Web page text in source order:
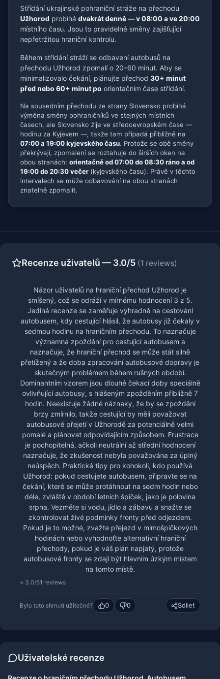
Střídání ukrajinské pohraniční stráže na přechodu
Užhorod probíhá dvakrát denně — v 08:00 a ve 20:00
místního času. Jsou to pravidelné směny zajišťující
nepřetržitou hraniční kontrolu.
Během střídání stráží se odbavení autobusů na
přechodu Užhorod zpomalí o 20–60 minut. Aby se
minimalizovalo čekání, plánujte přechod 30+ minut
před nebo 60+ minut po orientačním čase střídání.
Na sousedním přechodu ze strany Slovensko probíhá
výměna směny pohraničníků ve stejných místních
časech, ale Slovensko žije ve středoevropském čase —
hodinu za Kyjevem —, takže tam připadá přibližně na
07:00 a 19:00 kyjevského času. Protože se obě směny
překrývají, zpomalení se roztahuje do širších oken na
obou stranách: orientačně od 07:00 do 08:30 ráno a od
19:00 do 20:30 večer(kyjevského času). Právě v těchto
intervalech se může odbavování na obou stranách
znatelně zpomalit.
Recenze uživatelů — 3.0/5 (1 reviews)
Názor uživatelů na hraniční přechod Užhorod je
smíšený, což se odráží v mírnému hodnocení 3 z 5.
Jediná recenze se zaměřuje výhradně na cestování
autobusem, kdy cestující hlásil, že autobusy již čekaly v
sedmou hodinu na hraničním přechodu. To naznačuje
významná zpoždění pro cestující autobusem a
naznačuje, že hraniční přechod se může stát silně
přetížený a že doba zpracování autobusové dopravy je
skutečným problémem během rušných období.
Dominantním vzorem jsou dlouhé čekací doby speciálně
ovlivňující autobusy, s hlášeným zpožděním přibližně 7
hodin. Neexistuje žádné náznaky, že by se zpoždění
brzy zmírnilo, takže cestující by měli považovat
autobusové přejetí v Užhorodě za potenciálně velmi
pomalé a plánovat odpovídajícím způsobem. Frustrace
je pochopitelná, ačkoli neutrální až střední hodnocení
naznačuje, že zkušenost nebyla považována za úplný
neúspěch. Praktické tipy pro kohokoli, kdo používá
Užhorod: pokud cestujete autobusem, připravte se na
čekání, které se může protáhnout na sedm hodin nebo
déle, zvláště v období letních špiček, jako je polovina
srpna. Vezměte si vodu, jídlo a zábavu a snažte se
zkontrolovat živé podmínky fronty před odjezdem.
Pokud je to možné, zvažte přejezd v mimošpičkových
hodinách nebo vyhodnoťte alternativní hraniční
přechody, pokud je váš plán napjatý, protože
autobusové fronty se zdají být hlavním úzkým místem
na tomto místě.
⭐ 3.0/51 reviews
Bylo toto shrnutí užitečné? 0 0 Sdílet
Uživatelské recenze